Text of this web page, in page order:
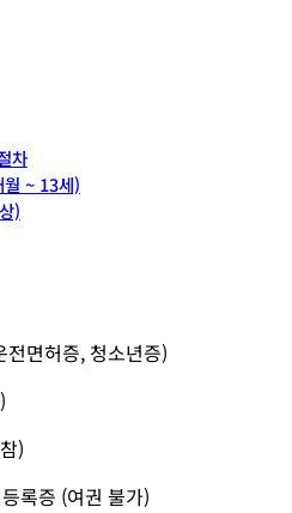
차
월 ~ 13세)
)
전면허증, 청소년증)
)
록증 (여권 불가)